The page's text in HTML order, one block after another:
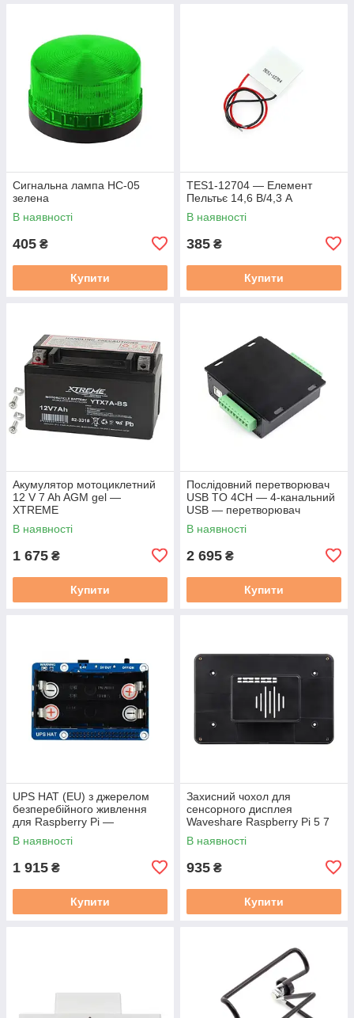
Сигнальна лампа HC-05
зелена
В наявності
405 ₴
Купити
TES1-12704 — Елемент
Пельтьє 14,6 В/4,3 А
В наявності
385 ₴
Купити
Акумулятор мотоциклетний
12 V 7 Ah AGM gel —
XTREME
В наявності
1 675 ₴
Купити
Послідовний перетворювач
USB TO 4CH — 4-канальний
USB — перетворювач
RS232/485/422/TTL
В наявності
2 695 ₴
Купити
UPS HAT (EU) з джерелом
безперебійного живлення
для Raspberry Pi —
Waveshare 18306
В наявності
1 915 ₴
Купити
Захисний чохол для
сенсорного дисплея
Waveshare Raspberry Pi 5 7
дюймів
В наявності
935 ₴
Купити